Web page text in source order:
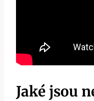
Jaké jsou